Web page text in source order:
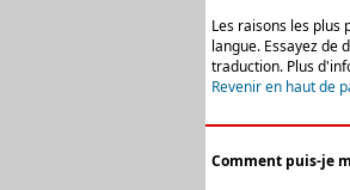
Les raisons les
langue. Essayez de
traduction. Plus
Revenir en haut de
Comment puis-je